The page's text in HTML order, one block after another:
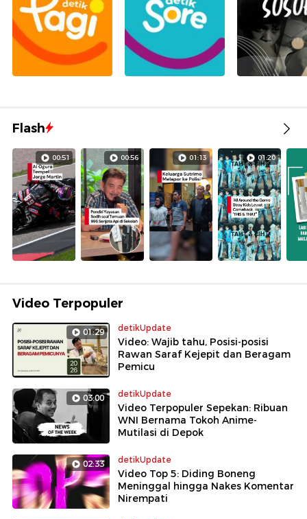
Flash
00:51 00:56 01:13 01:20
Video Terpopuler
01:29 detikUpdate
Video: Wajib tahu, Posisi-posisi
Rawan Saraf Kejepit dan Beragam
Pemicu
03:00 detikUpdate
Video Terpopuler Sepekan: Ribuan
WNI Bernama Tokoh Anime-
Mutilasi di Depok
02:33 detikUpdate
Video Top 5: Diding Boneng
Meninggal hingga Nakes Komentar
Nirempati